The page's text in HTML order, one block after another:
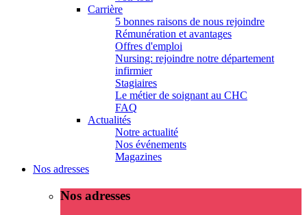
Carrière
5 bonnes raisons de nous rejoindre
Rémunération et avantages
Offres d'emploi
Nursing: rejoindre notre département
infirmier
Stagiaires
Le métier de soignant au CHC
FAQ
Actualités
Notre actualité
Nos événements
Magazines
Nos adresses
Nos adresses